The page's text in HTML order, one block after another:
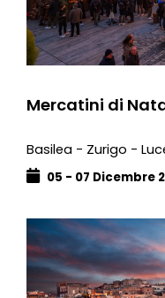
Mercatini di
Basilea - Zurigo -
05 - 07 Dicembre